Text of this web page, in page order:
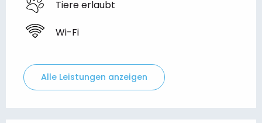
Tiere erlaubt
Wi-Fi
Alle Leistungen anzeigen